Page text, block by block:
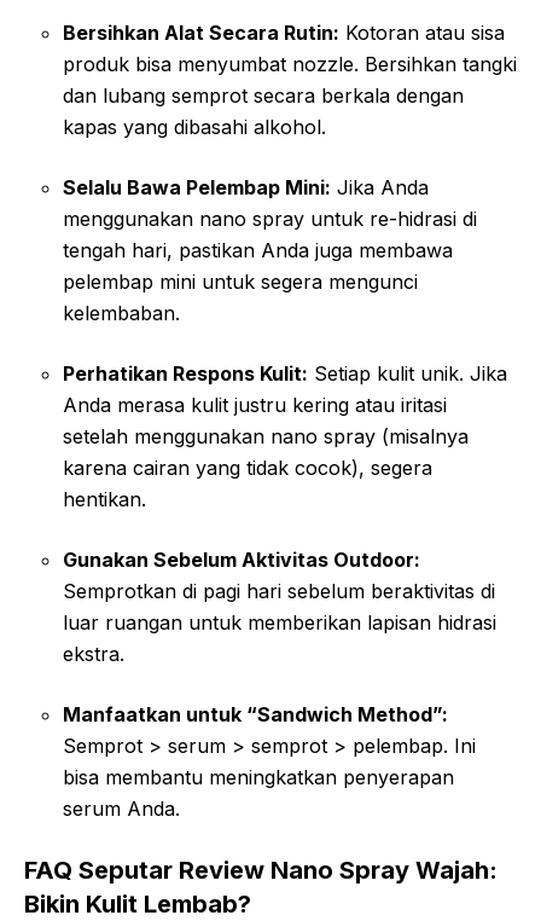
Bersihkan Alat Secara Rutin: Kotoran atau sisa
produk bisa menyumbat nozzle. Bersihkan tangki
dan lubang semprot secara berkala dengan
kapas yang dibasahi alkohol.
Selalu Bawa Pelembap Mini: Jika Anda
menggunakan nano spray untuk re-hidrasi di
tengah hari, pastikan Anda juga membawa
pelembap mini untuk segera mengunci
kelembaban.
Perhatikan Respons Kulit: Setiap kulit unik. Jika
Anda merasa kulit justru kering atau iritasi
setelah menggunakan nano spray (misalnya
karena cairan yang tidak cocok), segera
hentikan.
Gunakan Sebelum Aktivitas Outdoor:
Semprotkan di pagi hari sebelum beraktivitas di
luar ruangan untuk memberikan lapisan hidrasi
ekstra.
Manfaatkan untuk “Sandwich Method”:
Semprot > serum > semprot > pelembap. Ini
bisa membantu meningkatkan penyerapan
serum Anda.
FAQ Seputar Review Nano Spray Wajah:
Bikin Kulit Lembab?